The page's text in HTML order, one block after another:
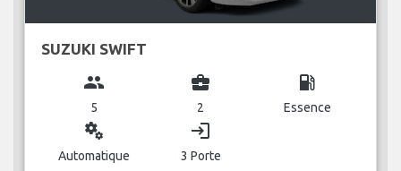
SUZUKI SWIFT
group
5
business_center
2
local_gas_station
Essence
miscellaneous_services
Automatique
login
3 Porte